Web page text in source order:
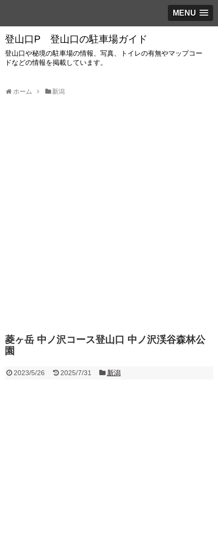
MENU
登山口P 登山口の駐車場ガイド
登山口や秘境の駐車場の情報、写真、トイレの有無やマップコー
ドなどの情報を掲載しています。
ホーム 新潟
菱ヶ岳 中ノ沢コース登山口 中ノ沢渓谷森林公
園
2023/5/26 2025/7/31 新潟